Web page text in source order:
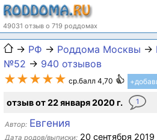
49031 отзыв о 719 роддомах
→ РФ → Роддома Москвы →
№52 → 940 отзывов
★★★★★ ср.балл 4,70
отзыв от 22 января 2020 г. 1
Автор: Евгения
Дата родов/выписки: 20 сентября 2019